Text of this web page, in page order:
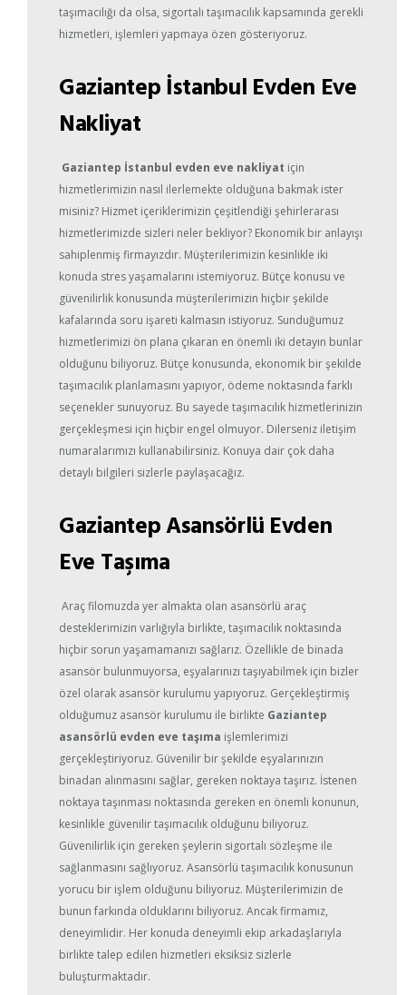
taşımacılığı da olsa, sigortalı taşımacılık kapsamında gerekli
hizmetleri, işlemleri yapmaya özen gösteriyoruz.
Gaziantep İstanbul Evden Eve
Nakliyat
Gaziantep İstanbul evden eve nakliyat için
hizmetlerimizin nasıl ilerlemekte olduğuna bakmak ister
misiniz? Hizmet içeriklerimizin çeşitlendiği şehirlerarası
hizmetlerimizde sizleri neler bekliyor? Ekonomik bir anlayışı
sahiplenmiş firmayızdır. Müşterilerimizin kesinlikle iki
konuda stres yaşamalarını istemiyoruz. Bütçe konusu ve
güvenilirlik konusunda müşterilerimizin hiçbir şekilde
kafalarında soru işareti kalmasın istiyoruz. Sunduğumuz
hizmetlerimizi ön plana çıkaran en önemli iki detayın bunlar
olduğunu biliyoruz. Bütçe konusunda, ekonomik bir şekilde
taşımacılık planlamasını yapıyor, ödeme noktasında farklı
seçenekler sunuyoruz. Bu sayede taşımacılık hizmetlerinizin
gerçekleşmesi için hiçbir engel olmuyor. Dilerseniz iletişim
numaralarımızı kullanabilirsiniz. Konuya dair çok daha
detaylı bilgileri sizlerle paylaşacağız.
Gaziantep Asansörlü Evden
Eve Taşıma
Araç filomuzda yer almakta olan asansörlü araç
desteklerimizin varlığıyla birlikte, taşımacılık noktasında
hiçbir sorun yaşamamanızı sağlarız. Özellikle de binada
asansör bulunmuyorsa, eşyalarınızı taşıyabilmek için bizler
özel olarak asansör kurulumu yapıyoruz. Gerçekleştirmiş
olduğumuz asansör kurulumu ile birlikte Gaziantep
asansörlü evden eve taşıma işlemlerimizi
gerçekleştiriyoruz. Güvenilir bir şekilde eşyalarınızın
binadan alınmasını sağlar, gereken noktaya taşırız. İstenen
noktaya taşınması noktasında gereken en önemli konunun,
kesinlikle güvenilir taşımacılık olduğunu biliyoruz.
Güvenilirlik için gereken şeylerin sigortalı sözleşme ile
sağlanmasını sağlıyoruz. Asansörlü taşımacılık konusunun
yorucu bir işlem olduğunu biliyoruz. Müşterilerimizin de
bunun farkında olduklarını biliyoruz. Ancak firmamız,
deneyimlidir. Her konuda deneyimli ekip arkadaşlarıyla
birlikte talep edilen hizmetleri eksiksiz sizlerle
buluşturmaktadır.